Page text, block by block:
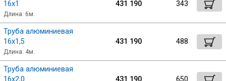
16х1
Длина: 6м.
431 190 343
Труба алюминиевая
16х1,5
Длина: 4м.
431 190 488
Труба алюминиевая
16х2,0
431 190 650